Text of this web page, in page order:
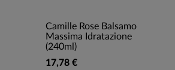
Camille Rose Balsamo
Massima Idratazione
(240ml)
17,78 €